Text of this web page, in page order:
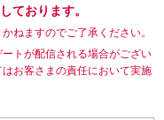
ております。
ねますのでご了承ください。
トが配信される場合がござい
お客さまの責任において実施